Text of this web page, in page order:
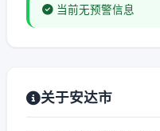
当前无预警信息
关于安达市